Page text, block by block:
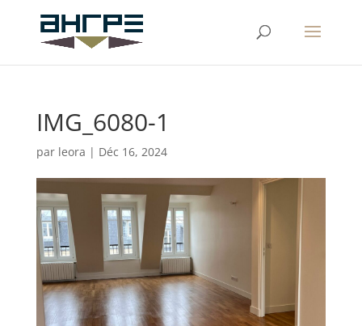
IMG_6080-1
par leora | Déc 16, 2024